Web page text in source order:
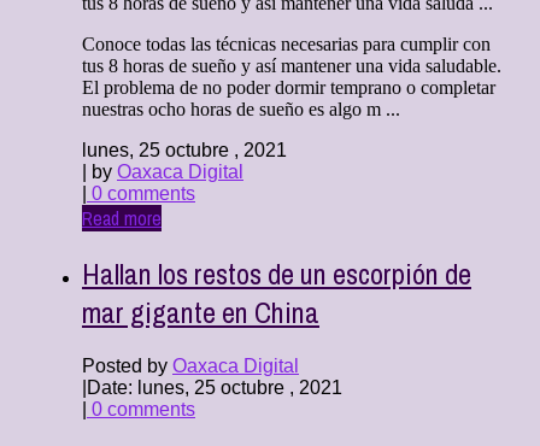
Conoce todas las técnicas necesarias para cumplir con
tus 8 horas de sueño y así mantener una vida saludable.
El problema de no poder dormir temprano o completar
nuestras ocho horas de sueño es algo m ...
lunes, 25 octubre , 2021
| by Oaxaca Digital
0 comments
Read more
Hallan los restos de un escorpión de
mar gigante en China
Posted by Oaxaca Digital
Date: lunes, 25 octubre , 2021
0 comments